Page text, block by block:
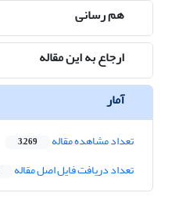
هم رسانی
ارجاع به این مقاله
آمار
تعداد مشاهده مقاله 3,269
تعداد دریافت فایل اصل مقاله